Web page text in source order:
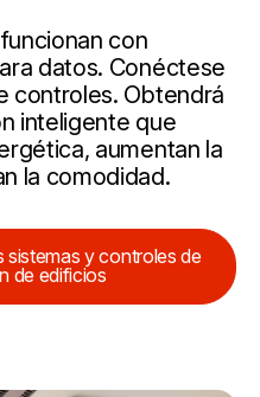
con
datos. Conéctese
controles. Obtendrá
inteligente que
aumentan la
la comodidad.
y controles de
de edificios